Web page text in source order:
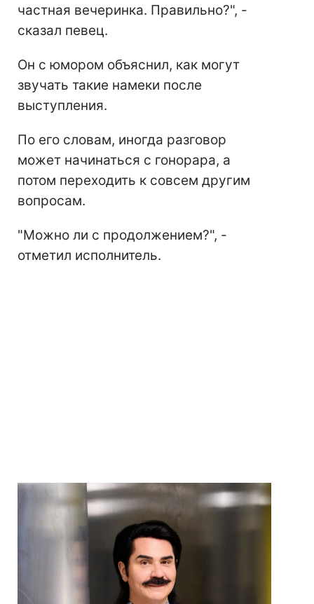
частная вечеринка. Правильно?", -
сказал певец.
Он с юмором объяснил, как могут
звучать такие намеки после
выступления.
По его словам, иногда разговор
может начинаться с гонорара, а
потом переходить к совсем другим
вопросам.
"Можно ли с продолжением?", -
отметил исполнитель.